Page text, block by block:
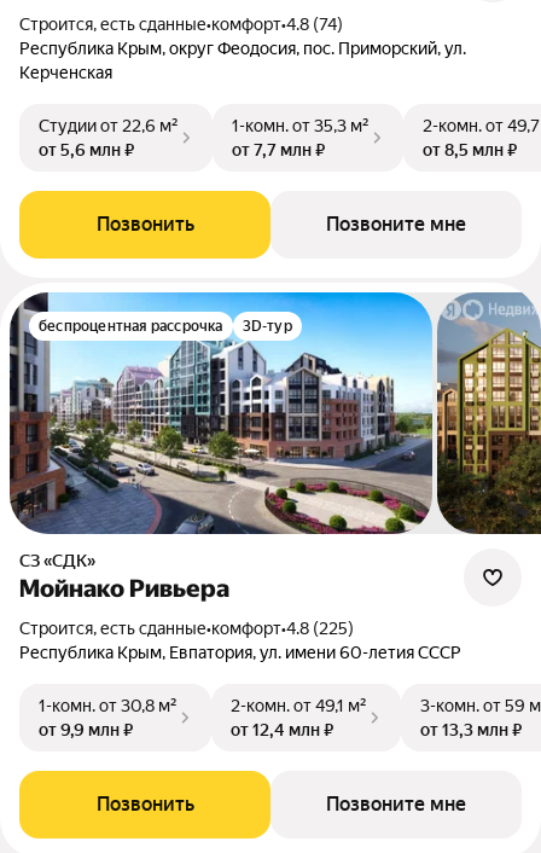
Строится, есть сданные•комфорт•4.8 (74)
Республика Крым, округ Феодосия, пос. Приморский, ул.
Керченская
Студииот 22,6 м²
от 5,6 млн ₽
1-комн.от 35,3 м²
от 7,7 млн ₽
2-комн.от
от 8,5 млн ₽
Позвонить Позвоните мне
беспроцентная рассрочка 3D-тур
СЗ «СДК»
Мойнако Ривьера
Строится, есть сданные•комфорт•4.8 (225)
Республика Крым, Евпатория, ул. имени 60-летия СССР
1-комн.от 30,8 м²
от 9,9 млн ₽
2-комн.от 49,1 м²
от 12,4 млн ₽
3-комн.от 59
от 13,3 млн ₽
Позвонить Позвоните мне